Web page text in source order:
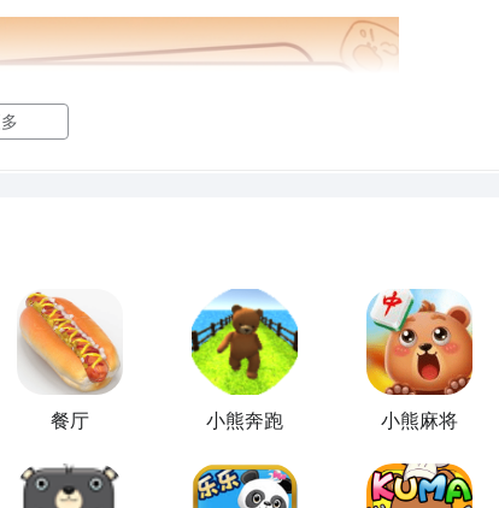
里可以免费下载？下面九游小编为你带来两招，轻松解
餐厅 小熊奔跑 小熊麻将